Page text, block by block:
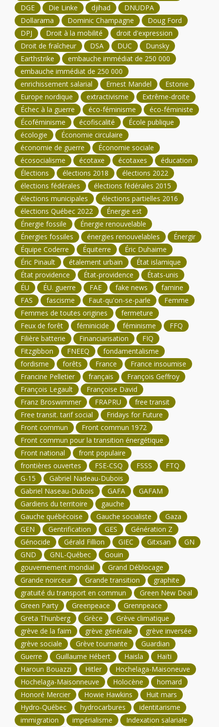
DGE
Die Linke djihad
DNUDPA
Dollarama
Dominic Champagne
Doug Ford
DPJ
Droit à la mobilité
droit d'expression
Droit de fraîcheur
DSA DUC
Dunsky
Earthstrike
embauche immédiat de 250 000
embauche immédiat de 250 000
enrichissement salarial
Ernest Mandel
Estonie
Europe nordique
extractivisme
Extrême-droite
Échec à la guerre
éco-féminisme
éco-féministe
Écoféminisme
écofiscalité
École publique
écologie
Économie circulaire
économie de guerre
Économie sociale
écosocialisme
écotaxe écotaxes
éducation
Élections
élections 2018
élections 2022
élections fédérales
élections fédérales 2015
élections municipales
élections partielles 2016
élections Québec 2022
Énergie est
Énergie fossile
Énergie renouvelable
Énergies fossiles
énergies renouvelables
Énergir
Équipe Coderre
Équiterre
Éric Duhaime
Éric Pinault
étalement urbain
État islamique
État providence
État-providence
États-unis
ÉU
ÉU. guerre FAE fake news
famine
FAS
fascisme Faut-qu'on-se-parle
Femme
Femmes de toutes origines
fermeture
Feux de forêt
féminicide féminisme
FFQ
Filière batterie
Financiarisation
FIQ
Fitzgibbon
FNEEQ
fondamentalisme
fordisme
forêts France
France insoumise
Francine Pelletier
français
François Geffroy
François Legault
Françoise David
Franz Broswimmer
FRAPRU
free transit
Free transit. tarif social
Fridays for Future
Front commun
Front commun 1972
Front commun pour la transition énergétique
Front national
front populaire
frontières ouvertes
FSE-CSQ FSSS
FTQ
G-15
Gabriel Nadeau-Dubois
Gabriel Naseau-Dubois
GAFA
GAFAM
Gardiens du territoire
gauche
Gauche québécoise
Gauche socialiste
Gaza
GEN
Gentrification GES
Génération Z
Génocide
Gérald Fillion GIEC Gitxsan
GN
GND
GNL-Québec
Gouin
gouvernement mondial
Grand Déblocage
Grande noirceur
Grande transition
graphite
gratuité du transport en commun
Green New Deal
Green Party
Greenpeace
Grennpeace
Greta Thunberg
Grèce
Grève climatique
grève de la faim
grève générale
grève inversée
grève sociale
Grève tournante
Guardian
Guerre
Guillaume Hébert Haisla
Haïti
Haroun Bouazzi
Hitler
Hochelaga-Maisoneuve
Hochelaga-Maisonneuve
Holocène
homard
Honoré Mercier
Howie Hawkins
Huit mars
Hydro-Québec
hydrocarbures
identitarisme
immigration
impérialisme
Indexation salariale